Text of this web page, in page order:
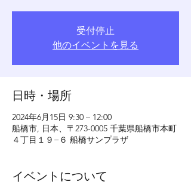
受付停止
他のイベントを見る
日時・場所
2024年6月15日 9:30 – 12:00
船橋市, 日本、〒273-0005 千葉県船橋市本町
４丁目１９−６ 船橋サンプラザ
イベントについて